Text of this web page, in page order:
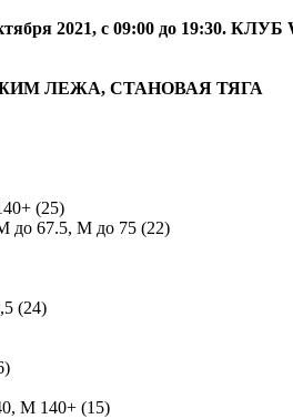
2021, с 09:00 до 19:30.
ЖИМ ЛЕЖА, СТАНОВАЯ ТЯГА
(25)
67.5, М до 75 (22)
(24)
М 140+ (15)